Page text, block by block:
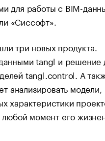
для работы с BIM-
«Сиссофт».
три новых продукта.
tangl и решение
tangl.control. А
анализировать модели,
характеристики
любой момент его